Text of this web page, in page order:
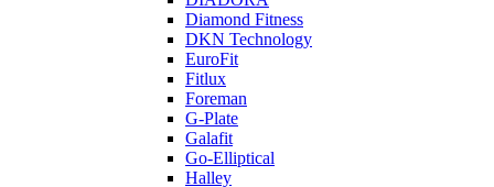
Diamond Fitness
DKN Technology
EuroFit
Fitlux
Foreman
G-Plate
Galafit
Go-Elliptical
Halley